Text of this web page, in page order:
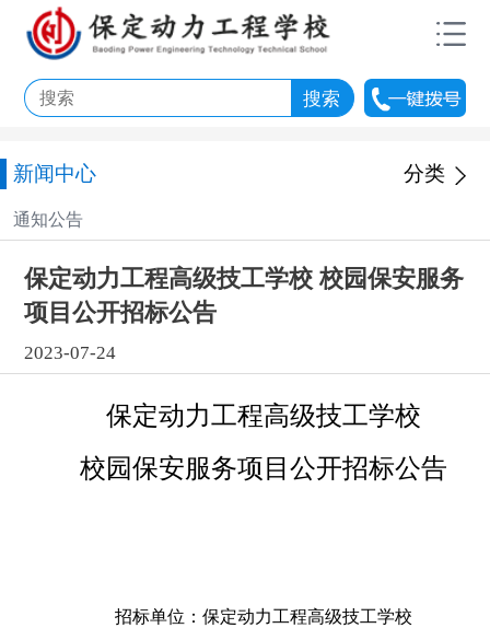
新闻中心 分类
通知公告
保定动力工程高级技工学校 校园保安服务
项目公开招标公告
2023-07-24
保定动力工程高级技工学校
校园保安服务项目公开招标公告
招标单位：保定动力工程高级技工学校